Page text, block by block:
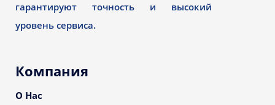
гарантируют точность и высокий
уровень сервиса.
Компания
О Нас